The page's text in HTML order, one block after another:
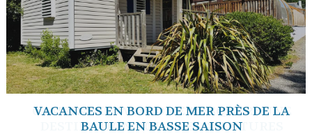
VACANCES EN BORD DE MER PRÈS DE LA
BAULE EN BASSE SAISON